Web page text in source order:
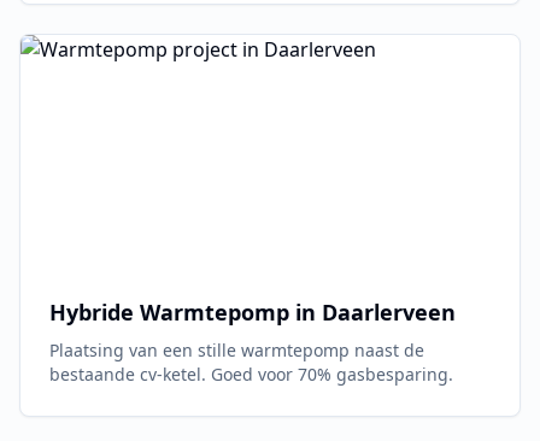
Hybride Warmtepomp in Daarlerveen
Plaatsing van een stille warmtepomp naast de
bestaande cv-ketel. Goed voor 70% gasbesparing.